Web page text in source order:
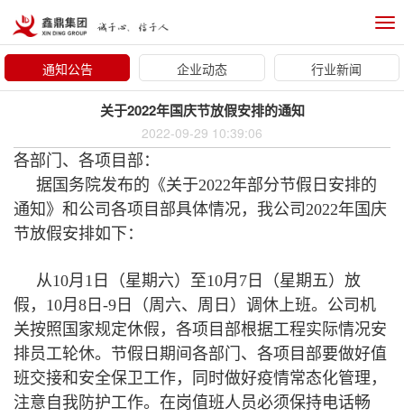
通知公告
企业动态 行业新闻
关于2022年国庆节放假安排的通知
2022-09-29 10:39:06
各部门、各项目部：
据国务院发布的《关于2022年部分节假日安排的
通知》和公司各项目部具体情况，我公司2022年国庆
节放假安排如下：
从10月1日（星期六）至10月7日（星期五）放
假，10月8日-9日（周六、周日）调休上班。公司机
关按照国家规定休假，各项目部根据工程实际情况安
排员工轮休。节假日期间各部门、各项目部要做好值
班交接和安全保卫工作，同时做好疫情常态化管理，
注意自我防护工作。在岗值班人员必须保持电话畅